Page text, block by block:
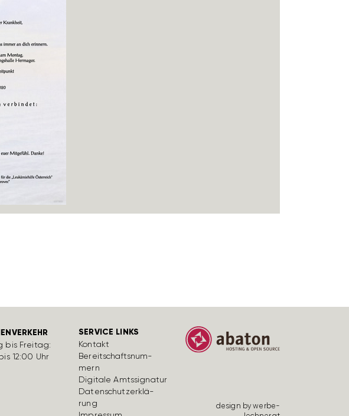
bis Freitag:
12:00 Uhr
SERVICE LINKS
Kontakt
Bereit­schafts­num­
mern
Digi­tale Amts­si­gnatur
Daten­schutz­er­klä­
rung
design by werbe­